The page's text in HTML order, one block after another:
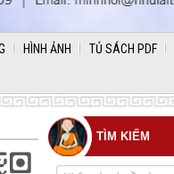
HÌNH ẢNH TỦ SÁCH PDF
TÌM KIẾM